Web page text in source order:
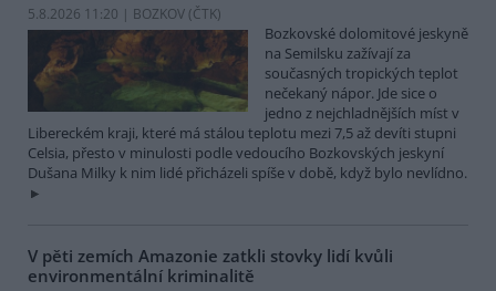
5.8.2026 11:20 | BOZKOV (ČTK)
Bozkovské dolomitové jeskyně
na Semilsku zažívají za
současných tropických teplot
nečekaný nápor. Jde sice o
jedno z nejchladnějších míst v
Libereckém kraji, které má stálou teplotu mezi 7,5 až devíti stupni
Celsia, přesto v minulosti podle vedoucího Bozkovských jeskyní
Dušana Milky k nim lidé přicházeli spíše v době, když bylo nevlídno.
V pěti zemích Amazonie zatkli stovky lidí kvůli
environmentální kriminalitě